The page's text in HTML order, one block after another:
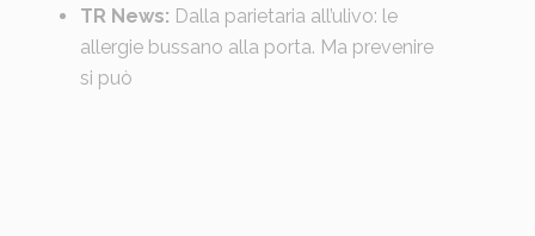
TR News: Dalla parietaria all’ulivo: le
allergie bussano alla porta. Ma prevenire
si può